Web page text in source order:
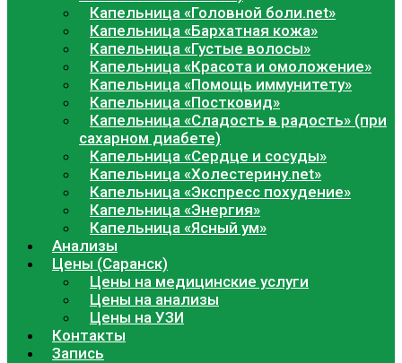
Капельница «Головной боли.net»
Капельница «Бархатная кожа»
Капельница «Густые волосы»
Капельница «Красота и омоложение»
Капельница «Помощь иммунитету»
Капельница «Постковид»
Капельница «Сладость в радость» (при
сахарном диабете)
Капельница «Сердце и сосуды»
Капельница «Холестерину.net»
Капельница «Экспресс похудение»
Капельница «Энергия»
Капельница «Ясный ум»
Анализы
Цены (Саранск)
Цены на медицинские услуги
Цены на анализы
Цены на УЗИ
Контакты
Запись